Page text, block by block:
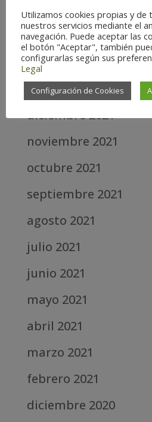
abril 2022
marzo 2022
febrero 2022
enero 2022
diciembre 2021
noviembre 2021
octubre 2021
septiembre 2021
agosto 2021
julio 2021
junio 2021
mayo 2021
abril 2021
marzo 2021
febrero 2021
diciembre 2020
Utilizamos cookies propias y
nuestros servicios mediante el
navegación. Puede aceptar las
el botón "Aceptar", también
configurarlas según sus
Legal
Configuración de Cookies